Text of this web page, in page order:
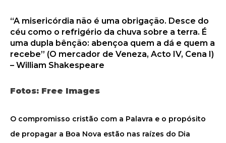
“A misericórdia não é uma obrigação. Desce do
céu como o refrigério da chuva sobre a terra. É
uma dupla bênção: abençoa quem a dá e quem a
recebe” (O mercador de Veneza, Acto IV, Cena I)
– William Shakespeare
Fotos: Free Images
O compromisso cristão com a Palavra e o propósito
de propagar a Boa Nova estão nas raízes do Dia